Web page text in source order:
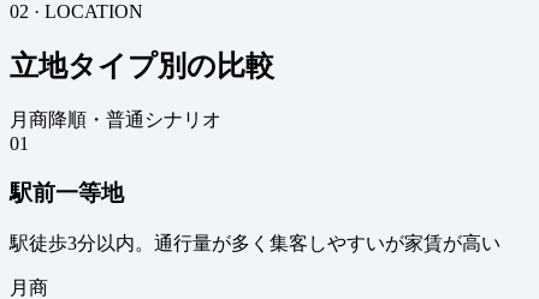
02 · LOCATION
立地タイプ別の比較
月商降順・普通シナリオ
01
駅前一等地
駅徒歩3分以内。通行量が多く集客しやすいが家賃が高い
月商